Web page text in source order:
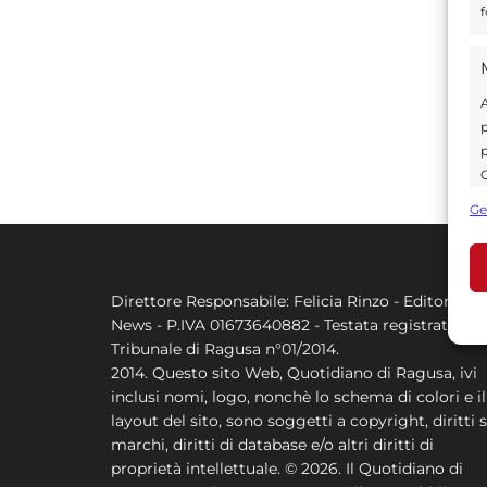
Direttore Responsabile: Felicia Rinzo - Editore
News - P.IVA 01673640882 - Testata registrata al
Tribunale di Ragusa n°01/2014.
2014. Questo sito Web, Quotidiano di Ragusa, ivi
inclusi nomi, logo, nonchè lo schema di colori e il
layout del sito, sono soggetti a copyright, diritti
marchi, diritti di database e/o altri diritti di
proprietà intellettuale. © 2026. Il Quotidiano di